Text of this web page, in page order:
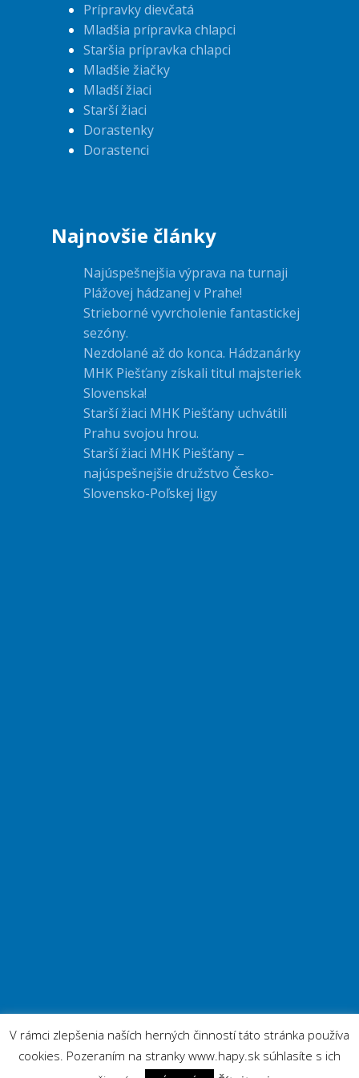
Prípravky dievčatá
Mladšia prípravka chlapci
Staršia prípravka chlapci
Mladšie žiačky
Mladší žiaci
Starší žiaci
Dorastenky
Dorastenci
Najnovšie články
Najúspešnejšia výprava na turnaji
Plážovej hádzanej v Prahe!
Strieborné vyvrcholenie fantastickej
sezóny.
Nezdolané až do konca. Hádzanárky
MHK Piešťany získali titul majsteriek
Slovenska!
Starší žiaci MHK Piešťany uchvátili
Prahu svojou hrou.
Starší žiaci MHK Piešťany –
najúspešnejšie družstvo Česko-
Slovensko-Poľskej ligy
Stránky MHK Piešťany vytvorila spoločnosť 4ENZO, s.r.o..
V rámci zlepšenia naších herných činností táto stránka používa
cookies. Pozeraním na stranky www.hapy.sk súhlasíte s ich